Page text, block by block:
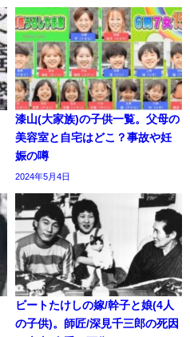
漆山(大家族)の子供一覧。父母の
美容室と自宅はどこ？事故や妊
娠の噂
2024年5月4日
ビートたけしの嫁/幹子と娘(4人
の子供)。師匠/深見千三郎の死因